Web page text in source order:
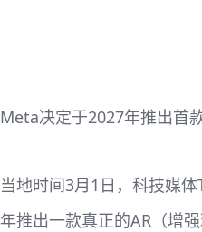
Meta决定于2027年推出首款
当地时间3月1日，科技媒
年推出一款真正的AR（增